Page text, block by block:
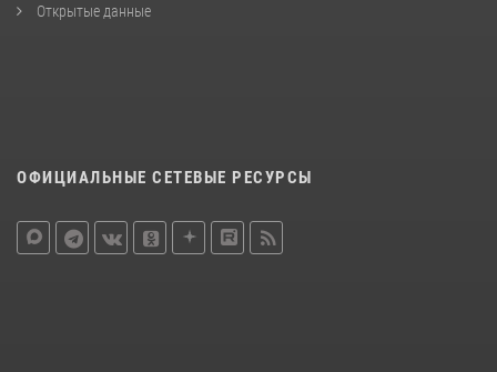
Открытые данные
ОФИЦИАЛЬНЫЕ СЕТЕВЫЕ РЕСУРСЫ